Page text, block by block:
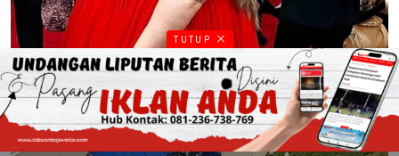
TUTUP